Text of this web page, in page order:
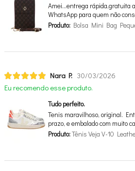
Amei…entrega rápida,gratuita
WhatsApp para quem não
Produto:Bolsa Mini Bag
Nara P. 30/03/2026
Eu recomendo esse produto.
Tudo perfeito.
Tenis maravilhoso, original.
prazo, e embalado com muito
Produto:Tênis Veja V-10